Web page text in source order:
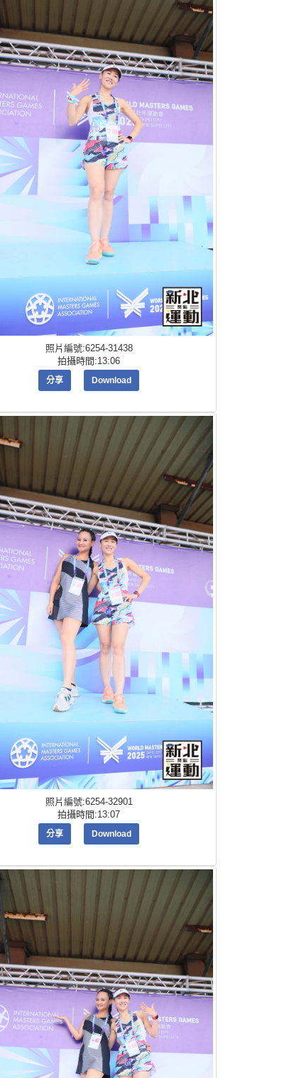
照片編號:6254-31438
拍攝時間:13:06
分享 Download
照片編號:6254-32901
拍攝時間:13:07
分享 Download